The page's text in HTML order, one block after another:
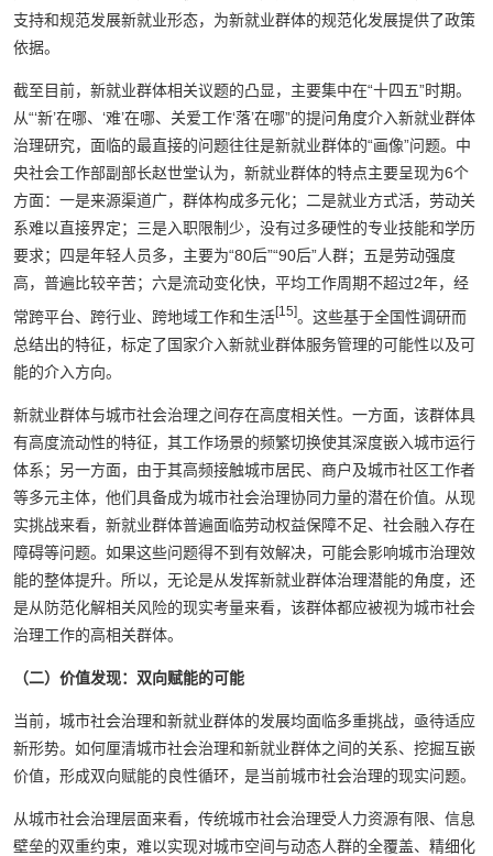
支持和规范发展新就业形态，为新就业群体的规范化发展提供了政策
依据。
截至目前，新就业群体相关议题的凸显，主要集中在“十四五”时期。
从“‘新’在哪、‘难’在哪、关爱工作‘落’在哪”的提问角度介入新就业群体
治理研究，面临的最直接的问题往往是新就业群体的“画像”问题。中
央社会工作部副部长赵世堂认为，新就业群体的特点主要呈现为6个
方面：一是来源渠道广，群体构成多元化；二是就业方式活，劳动关
系难以直接界定；三是入职限制少，没有过多硬性的专业技能和学历
要求；四是年轻人员多，主要为“80后”“90后”人群；五是劳动强度
高，普遍比较辛苦；六是流动变化快，平均工作周期不超过2年，经
常跨平台、跨行业、跨地域工作和生活[15]。这些基于全国性调研而
总结出的特征，标定了国家介入新就业群体服务管理的可能性以及可
能的介入方向。
新就业群体与城市社会治理之间存在高度相关性。一方面，该群体具
有高度流动性的特征，其工作场景的频繁切换使其深度嵌入城市运行
体系；另一方面，由于其高频接触城市居民、商户及城市社区工作者
等多元主体，他们具备成为城市社会治理协同力量的潜在价值。从现
实挑战来看，新就业群体普遍面临劳动权益保障不足、社会融入存在
障碍等问题。如果这些问题得不到有效解决，可能会影响城市治理效
能的整体提升。所以，无论是从发挥新就业群体治理潜能的角度，还
是从防范化解相关风险的现实考量来看，该群体都应被视为城市社会
治理工作的高相关群体。
（二）价值发现：双向赋能的可能
当前，城市社会治理和新就业群体的发展均面临多重挑战，亟待适应
新形势。如何厘清城市社会治理和新就业群体之间的关系、挖掘互嵌
价值，形成双向赋能的良性循环，是当前城市社会治理的现实问题。
从城市社会治理层面来看，传统城市社会治理受人力资源有限、信息
壁垒的双重约束，难以实现对城市空间与动态人群的全覆盖、精细化